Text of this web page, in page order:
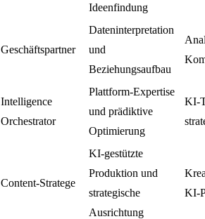
Ideenfindung
Geschäftspartner
Dateninterpretation
und
Beziehungsaufbau
Intelligence
Orchestrator
Plattform-Expertise
und prädiktive
Optimierung
KI-
Content-Stratege
KI-gestützte
Produktion und
strategische
Ausrichtung
KI-